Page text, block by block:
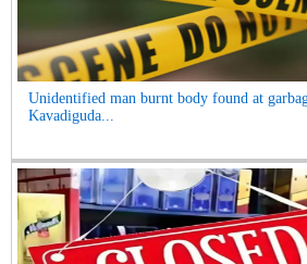
Unidentified man burnt body found at
Kavadiguda...